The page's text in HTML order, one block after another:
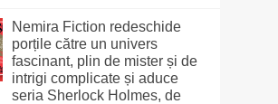
Nemira Fiction redeschide
porțile către un univers
fascinant, plin de mister și de
intrigi complicate și aduce
seria Sherlock Holmes, de